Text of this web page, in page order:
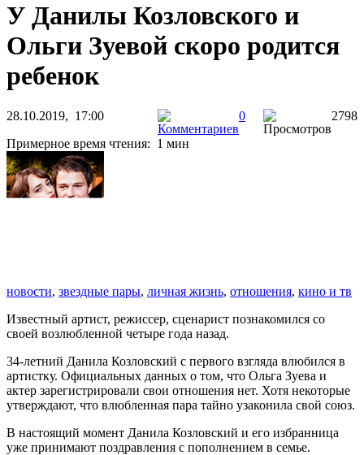
У Данилы Козловского и
Ольги Зуевой скоро родится
ребенок
28.10.2019, 17:00 0
2798
Примерное время чтения: 1 мин
новости, звездные пары, личная жизнь, отношения, кино и тв
Известный артист, режиссер, сценарист познакомился со
своей возлюбленной четыре года назад.
34-летний Данила Козловский с первого взгляда влюбился в
артистку. Официальных данных о том, что Ольга Зуева и
актер зарегистрировали свои отношения нет. Хотя некоторые
утверждают, что влюбленная пара тайно узаконила свой союз.
В настоящий момент Данила Козловский и его избранница
уже принимают поздравления с пополнением в семье.